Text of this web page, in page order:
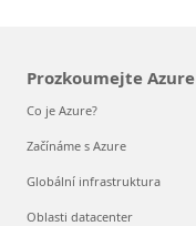
Prozkoumejte Azure
Co je Azure?
Začínáme s Azure
Globální infrastruktura
Oblasti datacenter